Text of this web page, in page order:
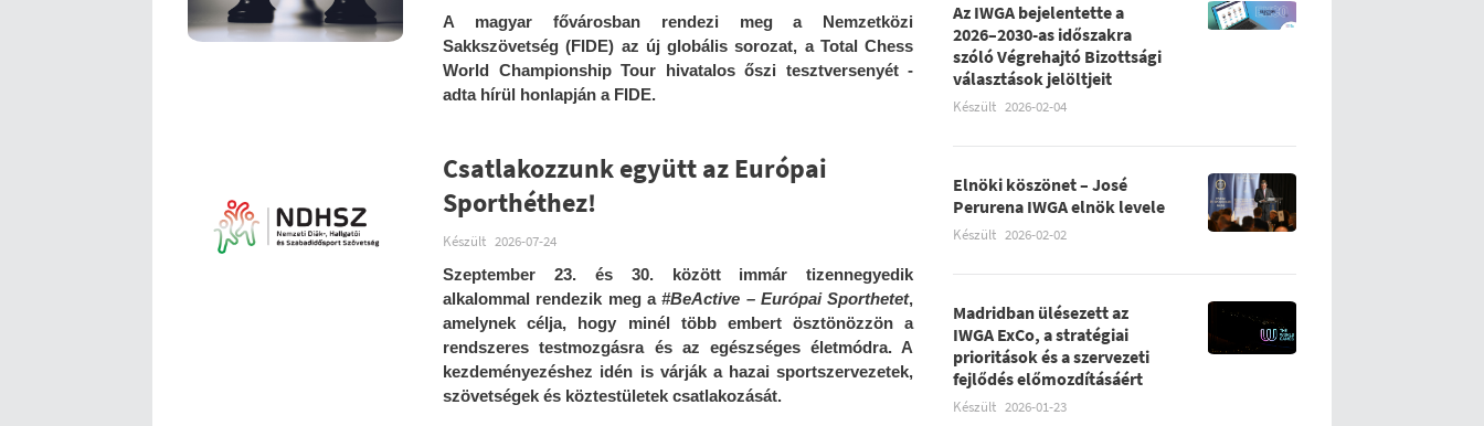
A magyar fővárosban rendezi meg a Nemzetközi
Sakkszövetség (FIDE) az új globális sorozat, a Total Chess
World Championship Tour hivatalos őszi tesztversenyét -
adta hírül honlapján a FIDE.
Csatlakozzunk együtt az Európai
Sporthéthez!
Készült 2026-07-24
Szeptember 23. és 30. között immár tizennegyedik
alkalommal rendezik meg a#BeActive – Európai Sporthetet,
amelynek célja, hogy minél több embert ösztönözzön a
rendszeres testmozgásra és az egészséges életmódra. A
kezdeményezéshez idén is várják a hazai sportszervezetek,
szövetségek és köztestületek csatlakozását.
Az IWGA bejelentette a
2026–2030-as időszakra
szóló Végrehajtó Bizottsági
választások jelöltjeit
Készült 2026-02-04
Elnöki köszönet – José
Perurena IWGA elnök levele
Készült 2026-02-02
Madridban ülésezett az
IWGA ExCo, a stratégiai
prioritások és a szervezeti
fejlődés előmozdításáért
Készült 2026-01-23